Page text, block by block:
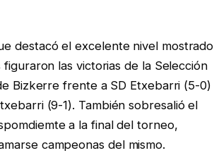
destacó el excelente nivel mostrado
las victorias de la Selección
Bizkerre frente a SD Etxebarri (5-0)
(9-1). También sobresalió el
a la final del torneo,
campeonas del mismo.